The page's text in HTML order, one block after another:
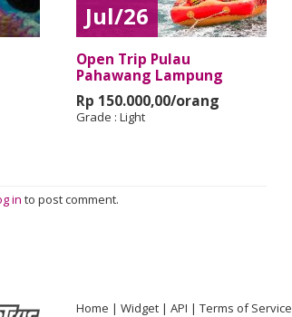
Jul/26
Open Trip Pulau
Pahawang Lampung
Rp 150.000,00/orang
Grade : Light
in to post comment.
Home Widget API Terms of Service